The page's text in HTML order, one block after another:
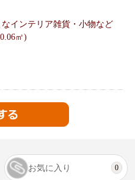
なインテリア雑貨・小物など
㎡)
お気に入り 0